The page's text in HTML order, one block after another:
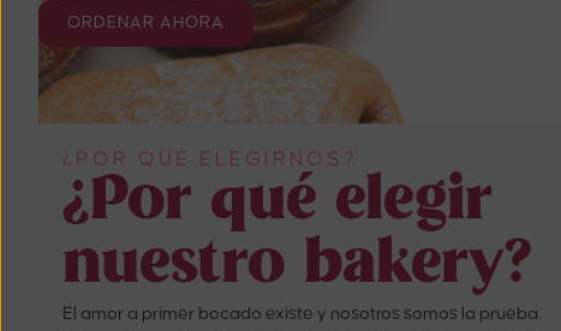
ORDENAR AHORA
¿POR QUÉ ELEGIRNOS?
¿Por qué elegir
nuestro bakery?
El amor a primer bocado existe y nosotros somos la prueba.